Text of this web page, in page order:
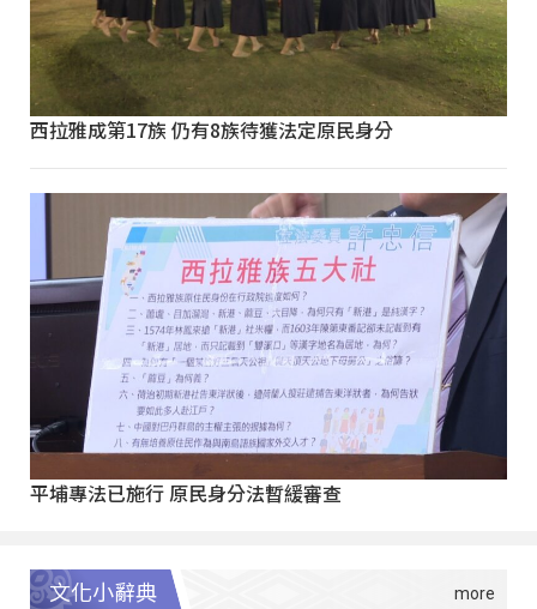
西拉雅成第17族 仍有8族待獲法定原民身分
平埔專法已施行 原民身分法暫緩審查
文化小辭典